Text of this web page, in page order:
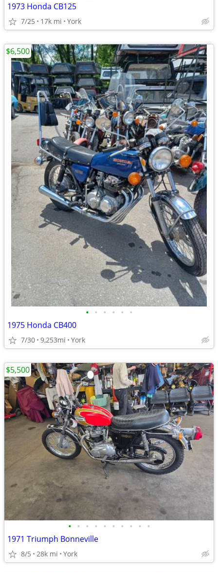
1973 Honda CB125
7/25 17k mi York
• • • • • •
1975 Honda CB400
7/30 9,253mi York
$6,500
• • • • • • • • • •
1971 Triumph Bonneville
8/5 28k mi York
$5,500